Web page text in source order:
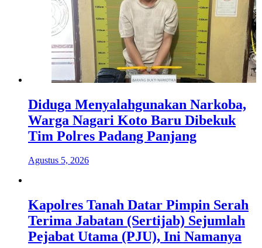
Diduga Menyalahgunakan Narkoba,
Warga Nagari Koto Baru Dibekuk
Tim Polres Padang Panjang
Agustus 5, 2026
Kapolres Tanah Datar Pimpin Serah
Terima Jabatan (Sertijab) Sejumlah
Pejabat Utama (PJU), Ini Namanya